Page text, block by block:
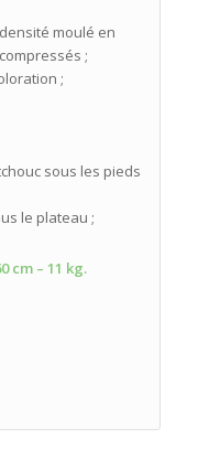
moulé en
;
;
sous les pieds
le plateau ;
cm – 11 kg.